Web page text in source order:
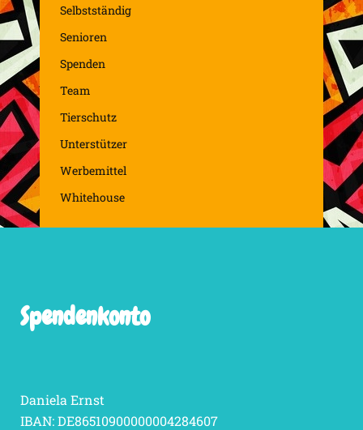
Selbstständig
Senioren
Spenden
Team
Tierschutz
Unterstützer
Werbemittel
Whitehouse
Spendenkonto
Daniela Ernst
IBAN: DE86510900000004284607